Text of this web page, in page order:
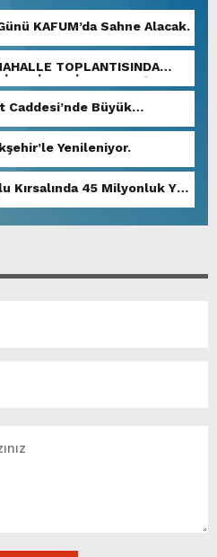
KAFUM’da Sahne Alacak.
TOPLANTISINDA
SAKİNLERİYLE BULUŞTU.
Caddesi’nde Büyük
Yenileniyor.
Kırsalında 45 Milyonluk Yol